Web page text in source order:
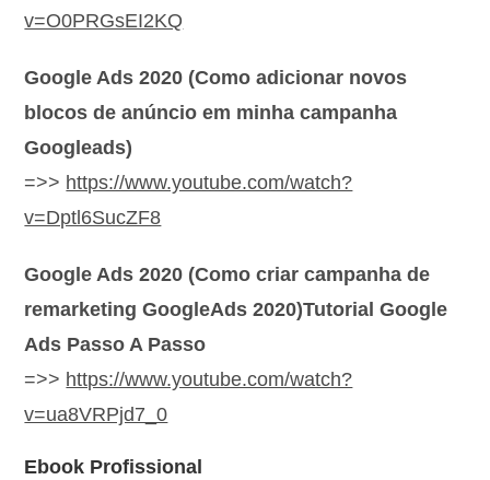
v=O0PRGsEI2KQ
Google Ads 2020 (Como adicionar novos
blocos de anúncio em minha campanha
Googleads)
=>> https://www.youtube.com/watch?
v=Dptl6SucZF8
Google Ads 2020 (Como criar campanha de
remarketing GoogleAds 2020)Tutorial Google
Ads Passo A Passo
=>> https://www.youtube.com/watch?
v=ua8VRPjd7_0
Ebook Profissional